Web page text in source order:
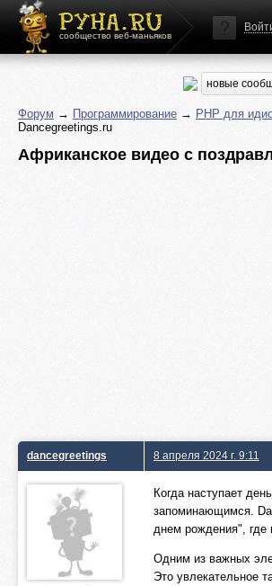
сообщество веб-маньяков
новые
Форум → Программирование → PHP для
Dancegreetings.ru
Африканское видео с
dancegreetings 8 апреля 2024 г. 9:11
Когда наступает
запоминающимся.
днем рождения", где
Одним из важных
Это увлекательное